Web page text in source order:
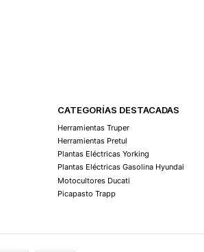
CATEGORÍAS DESTACADAS
Herramientas Truper
Herramientas Pretul
Plantas Eléctricas Yorking
Plantas Eléctricas Gasolina Hyundai
Motocultores Ducati
Picapasto Trapp